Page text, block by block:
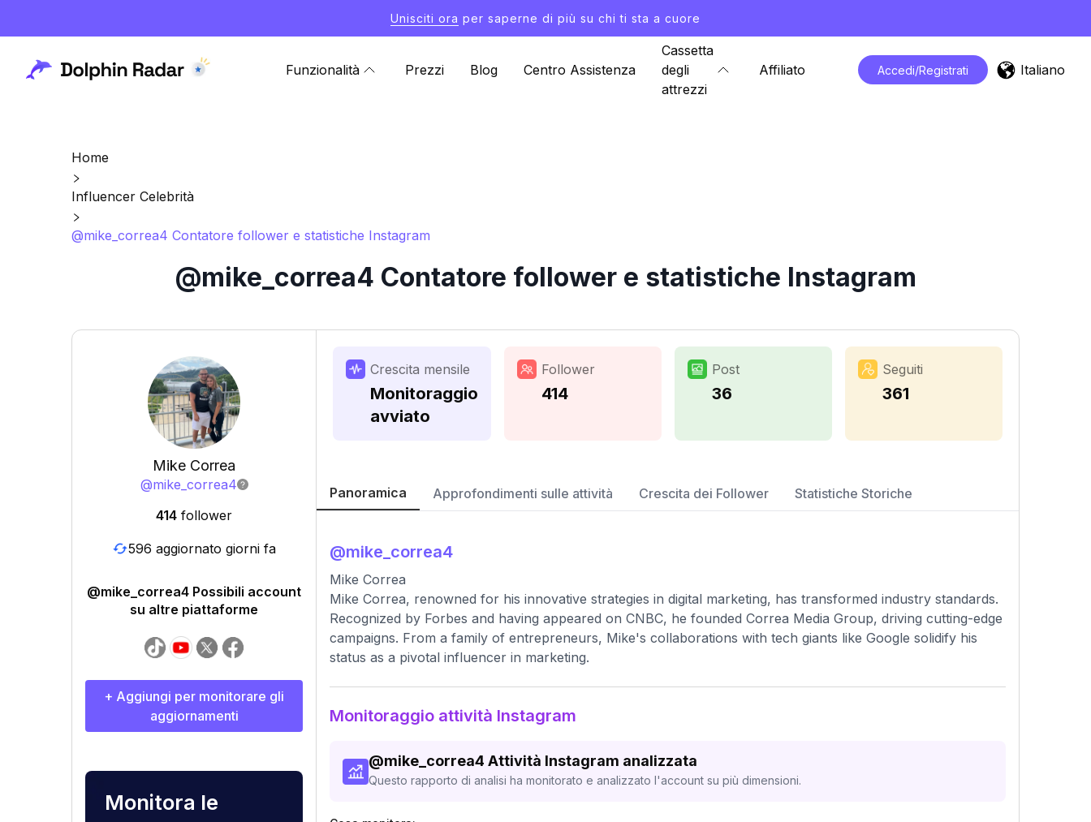
Unisciti ora per saperne di più su chi ti sta a cuore
Funzionalità Prezzi Blog Centro Assistenza
Cassetta
degli
attrezzi
Affiliato Accedi/Registrati Italiano
Home
Influencer Celebrità
@mike_correa4 Contatore follower e statistiche Instagram
@mike_correa4 Contatore follower e statistiche Instagram
Mike Correa
@mike_correa4
414 follower
596 aggiornato giorni fa
@mike_correa4 Possibili account
su altre piattaforme
+ Aggiungi per monitorare gli
aggiornamenti
Monitora le
Crescita mensile
Monitoraggio
avviato
Follower
414
Post
36
Seguiti
361
Panoramica Approfondimenti sulle attività Crescita dei Follower Statistiche Storiche
@mike_correa4
Mike Correa
Mike Correa, renowned for his innovative strategies in digital marketing, has transformed industry standards.
Recognized by Forbes and having appeared on CNBC, he founded Correa Media Group, driving cutting-edge
campaigns. From a family of entrepreneurs, Mike's collaborations with tech giants like Google solidify his
status as a pivotal influencer in marketing.
Monitoraggio attività Instagram
@mike_correa4 Attività Instagram analizzata
Questo rapporto di analisi ha monitorato e analizzato l'account su più dimensioni.